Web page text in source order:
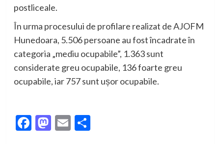
postliceale.
În urma procesului de profilare realizat de AJOFM
Hunedoara, 5.506 persoane au fost încadrate în
categoria „mediu ocupabile”, 1.363 sunt
considerate greu ocupabile, 136 foarte greu
ocupabile, iar 757 sunt ușor ocupabile.
Facebook
Mastodon
EmailPartajează